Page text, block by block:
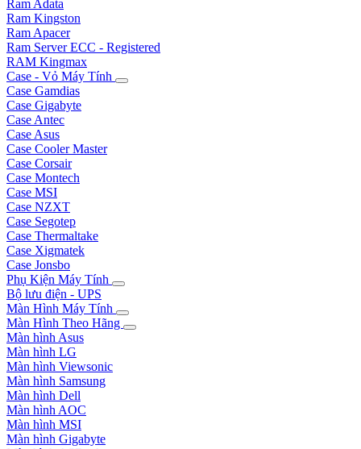
Ram Adata
Ram Kingston
Ram Apacer
Ram Server ECC - Registered
RAM Kingmax
Case - Vỏ Máy Tính
Case Gamdias
Case Gigabyte
Case Antec
Case Asus
Case Cooler Master
Case Corsair
Case Montech
Case MSI
Case NZXT
Case Segotep
Case Thermaltake
Case Xigmatek
Case Jonsbo
Phụ Kiện Máy Tính
Bộ lưu điện - UPS
Màn Hình Máy Tính
Màn Hình Theo Hãng
Màn hình Asus
Màn hình LG
Màn hình Viewsonic
Màn hình Samsung
Màn hình Dell
Màn hình AOC
Màn hình MSI
Màn hình Gigabyte